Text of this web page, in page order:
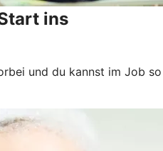
ins
und du kannst im Job so